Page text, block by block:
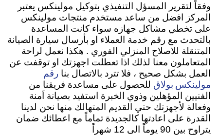
وفقاً لتقرير المسؤل التنفيذي بتوكيل مولينكس يعتبر
المركز افضل من ساعد مستخدم منتجات مولينكس
على تخطي مشاكل جهازه سواء كانت المساعدة
بالتحدث مع رقم خدمة العملاء او بأرسال سيارة الصيانة
المتنقلة للاصلاح المنزلي الفوري . هكذا نعمل لراحة
المتعاملون معنا لذلك اذا تعطلت اجهزتك او توقفت عن
العمل بشكل صحيح ، فلا تترد بالاتصال بنا رقم
مولينكس بولاق للحصول على مساعدة فريقنا من
الفنيين المؤهلين وذوي الخبرة استفيد بصيانة اَمنة
وفعالة لأجهزتك حتي القديم المتهالك منها نحن لدينا
القدرة على اعادتها كالجديدة تماماً مع اعطائك ضمان
يتراوح بين 90 يوماً الى 12 شهراً